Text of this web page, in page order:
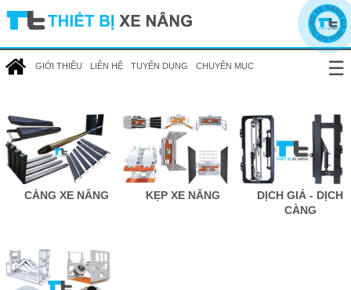
GIỚI THIỆU LIÊN HỆ TUYỂN DỤNG CHUYÊN MỤC ☰
CÀNG XE NÂNG KẸP XE NÂNG
DỊCH GIÁ - DỊCH
CÀNG